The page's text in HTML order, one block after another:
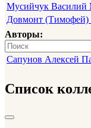
Мусийчук Василий
Довмонт (Тимофей)
Авторы:
Сапунов Алексей
Список